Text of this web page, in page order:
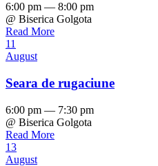
6:00 pm — 8:00 pm
@ Biserica Golgota
Read More
11
August
Seara de rugaciune
6:00 pm — 7:30 pm
@ Biserica Golgota
Read More
13
August